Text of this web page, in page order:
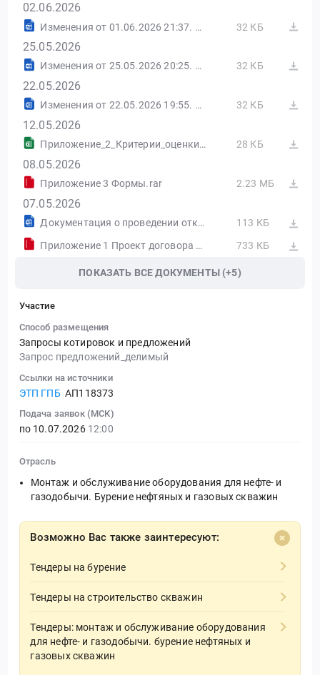
02.06.2026
Изменения от 01.06.2026 21:37. ЭТП ГПБ 32 КБ
25.05.2026
Изменения от 25.05.2026 20:25. ЭТП ГПБ 32 КБ
22.05.2026
Изменения от 22.05.2026 19:55. ЭТП ГПБ 32 КБ
12.05.2026
Приложение_2_Критерии_оценки_заявок..xlsx 28 КБ
08.05.2026
Приложение 3 Формы.rar 2.23 МБ
07.05.2026
Документация о проведении открытого запроса предложений.docx
113 КБ
Приложение 1 Проект договора и Техническое задание.rar
733 КБ
ПОКАЗАТЬ ВСЕ ДОКУМЕНТЫ (+5)
Участие
Способ размещения
Запросы котировок и предложений
Запрос предложений_делимый
Ссылки на источники
ЭТП ГПБ АП118373
Подача заявок (МСК)
по 10.07.2026 12:00
Отрасль
Монтаж и обслуживание оборудования для нефте- и
газодобычи. Бурение нефтяных и газовых скважин
Возможно Вас также заинтересуют:
Тендеры на бурение
Тендеры на строительство скважин
Тендеры: монтаж и обслуживание оборудования
для нефте- и газодобычи. бурение нефтяных и
газовых скважин